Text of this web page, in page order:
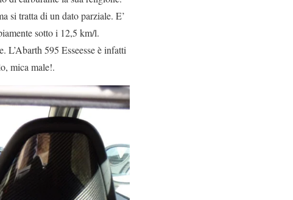
si tratta di un dato parziale. E’
sotto i 12,5 km/l.
L’Abarth 595 Esseesse è infatti
mica male!.